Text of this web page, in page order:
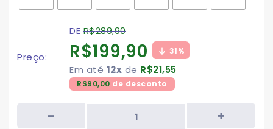
Preço:
DER$289,90
R$199,90 31%
Em até 12x de R$21,55
R$90,00 de desconto